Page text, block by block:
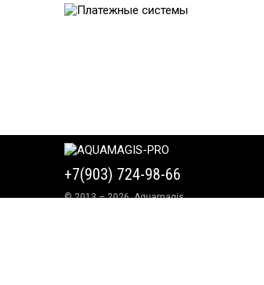
+7(903) 724-98-66
© 2013 – 2026, Aquamagis